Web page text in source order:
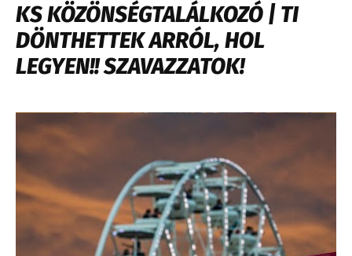
KS KÖZÖNSÉGTALÁLKOZÓ | TI
DÖNTHETTEK ARRÓL, HOL
LEGYEN!! SZAVAZZATOK!